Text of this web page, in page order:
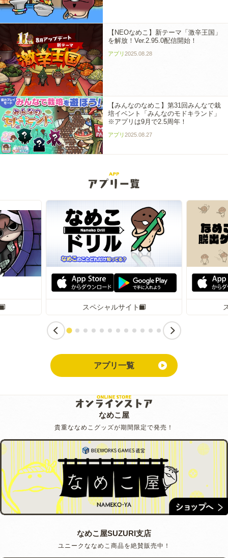
【NEOなめこ】新テーマ「激辛王国」
を解放！Ver.2.95.0配信開始！
アプリ 2025.08.28
【みんなのなめこ】第31回みんなで栽
培イベント「みんなのモドキランド」
※アプリは9月で2.5周年！
アプリ 2025.08.27
スペシャルサイト
アプリ一覧
なめこ屋
貴重ななめこグッズが期間限定で発売！
なめこ屋SUZURI支店
ユニークななめこ商品を絶賛販売中！